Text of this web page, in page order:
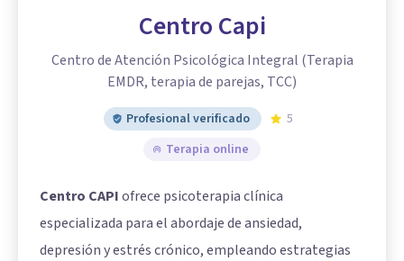
Centro Capi
Centro de Atención Psicológica Integral (Terapia
EMDR, terapia de parejas, TCC)
Profesional verificado
5
Terapia online
Centro CAPIofrece psicoterapia clínica
especializada para el abordaje de ansiedad,
depresión y estrés crónico, empleando estrategias